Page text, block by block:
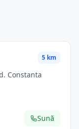
5 km
Constanta
Sună